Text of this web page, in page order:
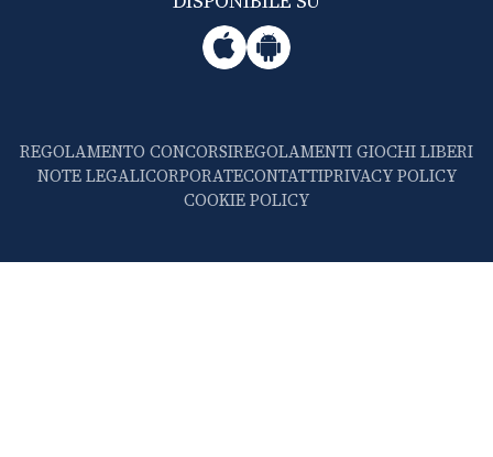
REGOLAMENTO CONCORSIREGOLAMENTI GIOCHI LIBERI
NOTE LEGALICORPORATECONTATTIPRIVACY POLICY
COOKIE POLICY